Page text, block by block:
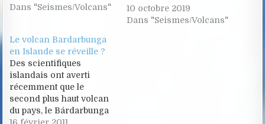
constatations
scientifiques prédisent
que ces volcans et
d’autres vont bientôt
prolonger la série
d’éruptions en Islande.
Ça gronde en terre
islandaise et ça risque…
Dans "Seismes/Volcans"
10 octobre 2019
Dans "Seismes/Volcans"
Le volcan Bardarbunga
en Islande se réveille ?
Des scientifiques
islandais ont averti
récemment que le
second plus haut volcan
du pays, le Bárdarbunga
présenterait les signes
16 février 2011